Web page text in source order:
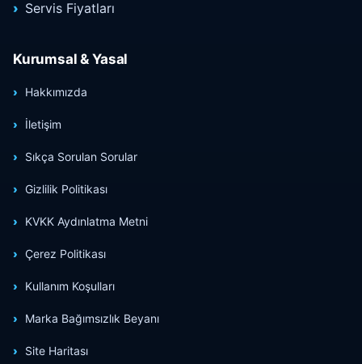
Servis Fiyatları
Kurumsal & Yasal
Hakkımızda
İletişim
Sıkça Sorulan Sorular
Gizlilik Politikası
KVKK Aydınlatma Metni
Çerez Politikası
Kullanım Koşulları
Marka Bağımsızlık Beyanı
Site Haritası